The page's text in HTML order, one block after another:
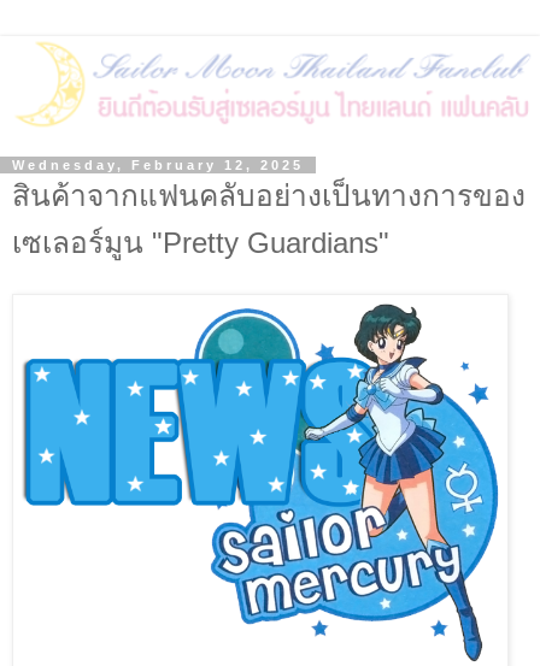
Wednesday, February 12, 2025
สินค้าจากแฟนคลับอย่างเป็นทางการของ
เซเลอร์มูน "Pretty Guardians"